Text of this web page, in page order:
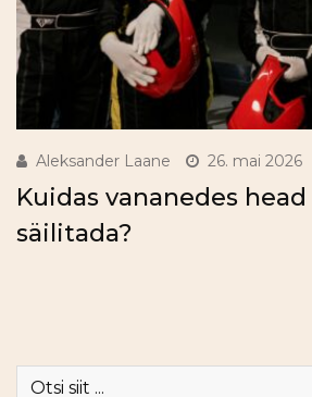
Aleksander Laane 26. mai 2026
Kuidas vananedes
säilitada?